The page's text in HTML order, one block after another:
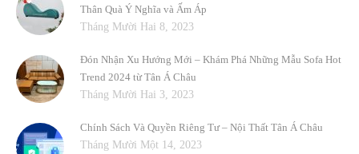
Thân Quà Ý Nghĩa và Ấm Áp
Tháng Mười Hai 8, 2023
Đón Nhận Xu Hướng Mới – Khám Phá Những Mẫu Sofa Hot
Trend 2024 từ Tân Á Châu
Tháng Mười Hai 3, 2023
Chính Sách Và Quyền Riêng Tư – Nội Thất Tân Á Châu
Tháng Mười Một 14, 2023